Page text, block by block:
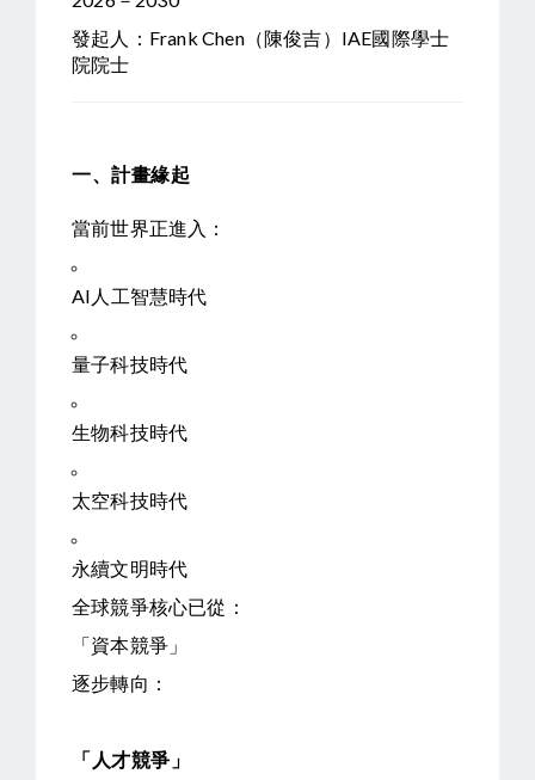
發起人：Frank Chen（陳俊吉）IAE國際學士
院院士
一、計畫緣起
當前世界正進入：
AI人工智慧時代
量子科技時代
生物科技時代
太空科技時代
永續文明時代
全球競爭核心已從：
「資本競爭」
逐步轉向：
「人才競爭」